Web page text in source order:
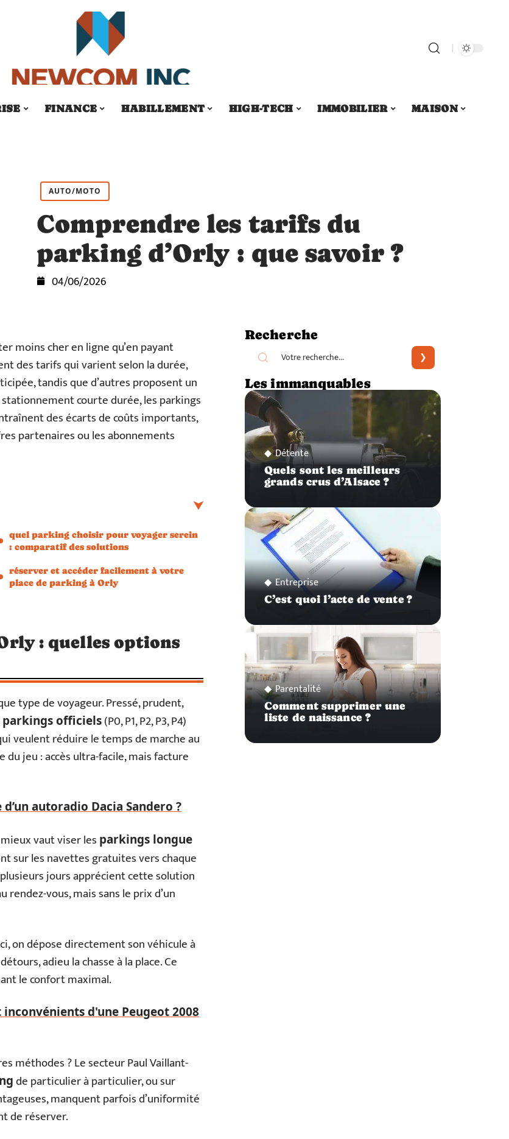
FINANCE HABILLEMENT HIGH-TECH IMMOBILIER
MAISON
AUTO/MOTO
Comprendre les tarifs du
parking d’Orly : que savoir ?
04/06/2026
moins cher en ligne qu’en payant
des tarifs qui varient selon la durée,
tandis que d’autres proposent un
courte durée, les parkings
des écarts de coûts importants,
partenaires ou les abonnements
quel parking choisir pour voyager serein
: comparatif des solutions
réserver et accéder facilement à votre
place de parking à Orly
: quelles options
type de voyageur. Pressé, prudent,
parkings officiels(P0, P1, P2, P3, P4)
veulent réduire le temps de marche au
jeu : accès ultra-facile, mais facture
autoradio Dacia Sandero ?
vaut viser les parkings longue
sur les navettes gratuites vers chaque
jours apprécient cette solution
vous, mais sans le prix d’un
on dépose directement son véhicule à
adieu la chasse à la place. Ce
le confort maximal.
inconvénients d'une Peugeot 2008
méthodes ? Le secteur Paul Vaillant-
de particulier à particulier, ou sur
manquent parfois d’uniformité
de réserver.
Recherche
Les immanquables
Détente
Quels sont les meilleurs
grands crus d’Alsace ?
Entreprise
C’est quoi l’acte de vente ?
Parentalité
Comment supprimer une
liste de naissance ?